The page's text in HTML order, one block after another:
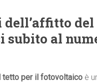
al
tetto per il fotovoltaico è